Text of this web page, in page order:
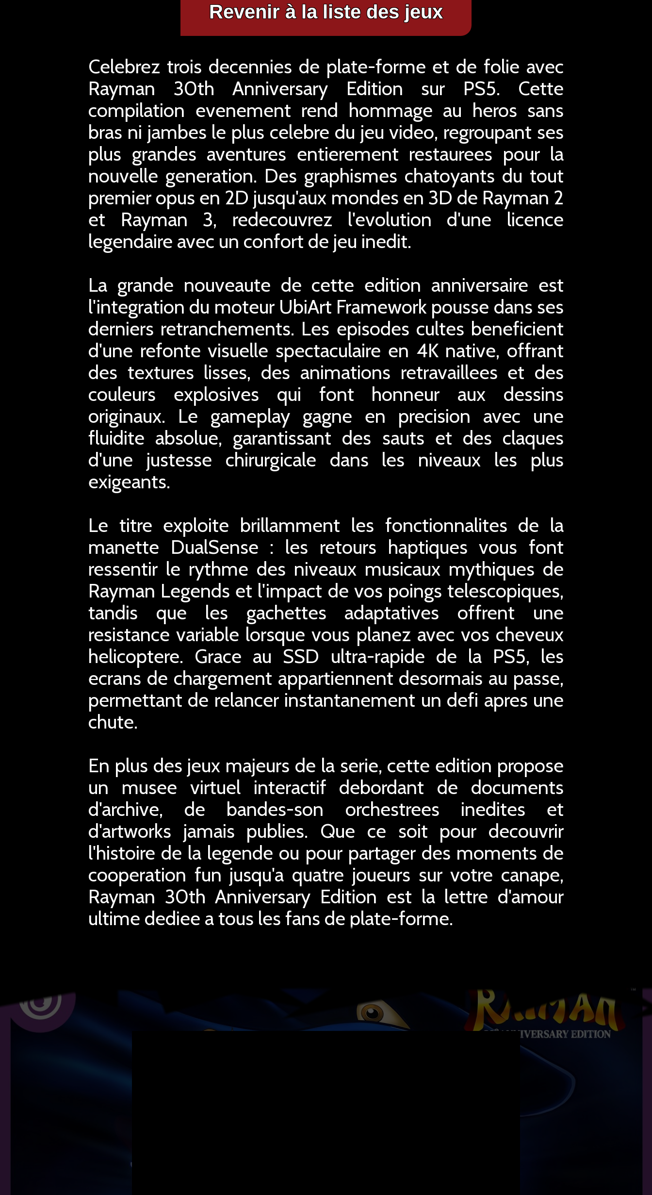
Revenir à la liste des jeux
Celebrez trois decennies de plate-forme et de folie avec
Rayman 30th Anniversary Edition sur PS5. Cette
compilation evenement rend hommage au heros sans
bras ni jambes le plus celebre du jeu video, regroupant ses
plus grandes aventures entierement restaurees pour la
nouvelle generation. Des graphismes chatoyants du tout
premier opus en 2D jusqu'aux mondes en 3D de Rayman 2
et Rayman 3, redecouvrez l'evolution d'une licence
legendaire avec un confort de jeu inedit.
La grande nouveaute de cette edition anniversaire est
l'integration du moteur UbiArt Framework pousse dans ses
derniers retranchements. Les episodes cultes beneficient
d'une refonte visuelle spectaculaire en 4K native, offrant
des textures lisses, des animations retravaillees et des
couleurs explosives qui font honneur aux dessins
originaux. Le gameplay gagne en precision avec une
fluidite absolue, garantissant des sauts et des claques
d'une justesse chirurgicale dans les niveaux les plus
exigeants.
Le titre exploite brillamment les fonctionnalites de la
manette DualSense : les retours haptiques vous font
ressentir le rythme des niveaux musicaux mythiques de
Rayman Legends et l'impact de vos poings telescopiques,
tandis que les gachettes adaptatives offrent une
resistance variable lorsque vous planez avec vos cheveux
helicoptere. Grace au SSD ultra-rapide de la PS5, les
ecrans de chargement appartiennent desormais au passe,
permettant de relancer instantanement un defi apres une
chute.
En plus des jeux majeurs de la serie, cette edition propose
un musee virtuel interactif debordant de documents
d'archive, de bandes-son orchestrees inedites et
d'artworks jamais publies. Que ce soit pour decouvrir
l'histoire de la legende ou pour partager des moments de
cooperation fun jusqu'a quatre joueurs sur votre canape,
Rayman 30th Anniversary Edition est la lettre d'amour
ultime dediee a tous les fans de plate-forme.